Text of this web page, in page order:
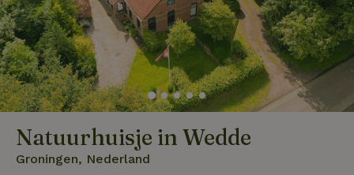
Natuurhuisje in Wedde
Groningen, Nederland